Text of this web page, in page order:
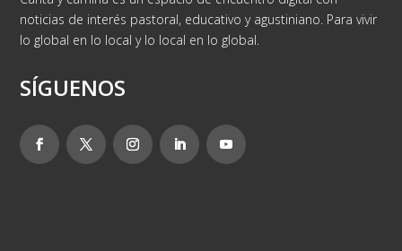
noticias de interés pastoral, educativo y agustiniano. Para vivir
lo global en lo local y lo local en lo global.
SÍGUENOS